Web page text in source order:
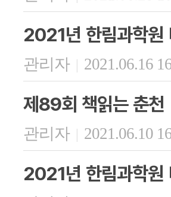
2021년 한림과학원
관리자 | 2021.06.16
제89회 책읽는 춘천
관리자 | 2021.06.10
2021년 한림과학원